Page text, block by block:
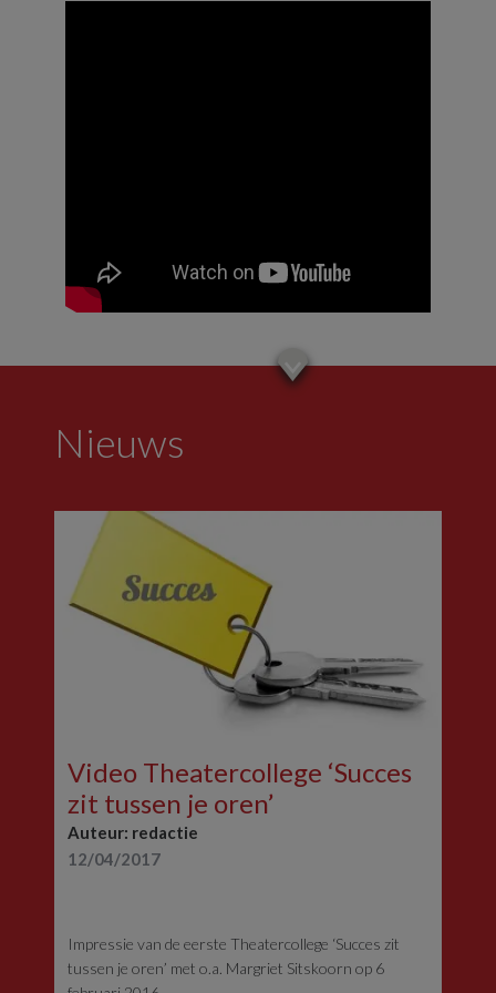
Nieuws
Video Theatercollege ‘Succes
zit tussen je oren’
Auteur: redactie
12/04/2017
Impressie van de eerste Theatercollege ‘Succes zit
tussen je oren’ met o.a. Margriet Sitskoorn op 6